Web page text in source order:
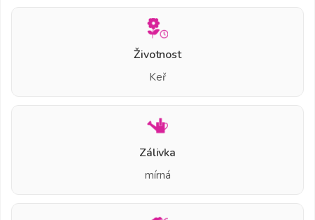
Životnost
Keř
Zálivka
mírná